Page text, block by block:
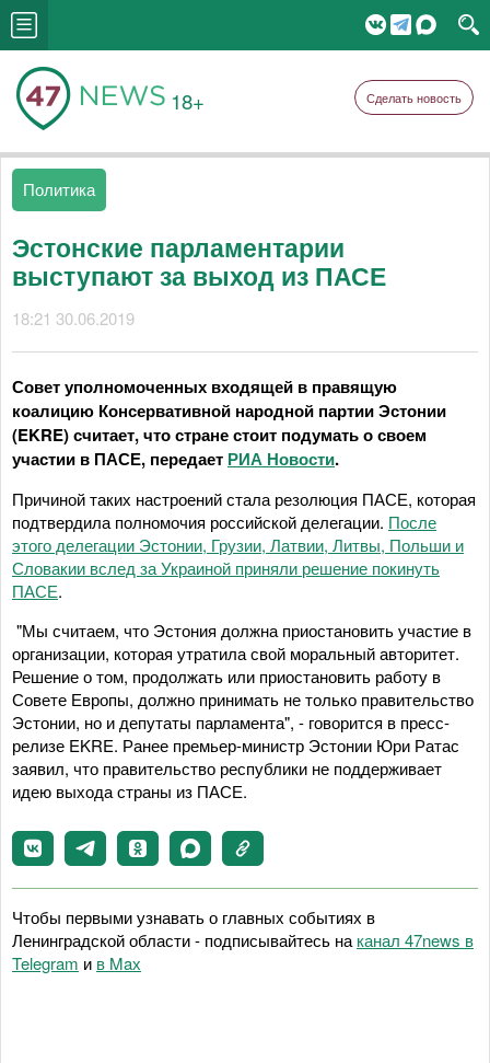
18+ Сделать новость
Политика
Эстонские парламентарии
выступают за выход из ПАСЕ
18:21 30.06.2019
Совет уполномоченных входящей в правящую
коалицию Консервативной народной партии Эстонии
(EKRE) считает, что стране стоит подумать о своем
участии в ПАСЕ, передает РИА Новости.
Причиной таких настроений стала резолюция ПАСЕ, которая
подтвердила полномочия российской делегации. После
этого делегации Эстонии, Грузии, Латвии, Литвы, Польши и
Словакии вслед за Украиной приняли решение покинуть
ПАСЕ.
"Мы считаем, что Эстония должна приостановить участие в
организации, которая утратила свой моральный авторитет.
Решение о том, продолжать или приостановить работу в
Совете Европы, должно принимать не только правительство
Эстонии, но и депутаты парламента", - говорится в пресс-
релизе EKRE. Ранее премьер-министр Эстонии Юри Ратас
заявил, что правительство республики не поддерживает
идею выхода страны из ПАСЕ.
Чтобы первыми узнавать о главных событиях в
Ленинградской области - подписывайтесь на канал 47news в
Telegram и в Maх